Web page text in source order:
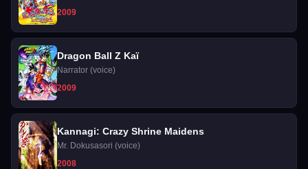
2009
Dragon Ball Z Kaï
Narrator (voice)
2009
Kannagi: Crazy Shrine Maidens
Mr. Dokusasori (voice)
2008